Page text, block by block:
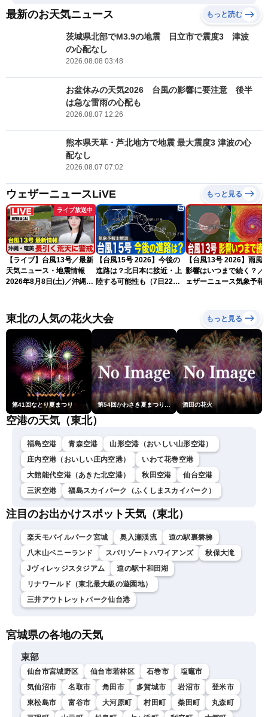
最新のお天気ニュース もっと読む
茨城県北部でM3.9の地震 日立市で震度3 津波
の心配なし
2026.08.08 03:48
お盆休みの天気2026 台風の影響に要注意 後半
は急な雷雨の心配も
2026.08.07 12:26
熊本県天草・芦北地方で地震 最大震度3 津波の心
配なし
2026.08.07 07:02
ウェザーニュースLiVE もっと見る
ライブ放送中
【ライブ】台風13号／最新
天気ニュース・地震情報
2026年8月8日(土)／沖縄・
〈ウェザーニュースLiVEモ
ーニング・松本真央／山口
剛央〉
【台風15号 2026】今後の
進路は？北日本に接近・上
陸する可能性も（7日22時
【台風13号 2026】雨風
影響はいつまで続く？／
ェザーニュース気象予報
東北の人気の花火大会 もっと見る
第41回なとり夏まつり 第54回かわさき夏まつり花火大会「おらが自慢のでっかい花火」 酒田の花火
空港の天気（東北）
福島空港 青森空港
山形空港（おいしい山形空港）
庄内空港（おいしい庄内空港）
いわて花巻空港
大館能代空港（あきた北空港）
秋田空港
仙台空港
三沢空港
福島スカイパーク（ふくしまスカイパーク）
注目のお出かけスポット天気（東北）
楽天モバイルパーク宮城 奥入瀬渓流
道の駅裏磐梯
八木山ベニーランド
スパリゾートハワイアンズ
秋保大滝
Jヴィレッジスタジアム
道の駅十和田湖
リナワールド（東北最大級の遊園地）
三井アウトレットパーク仙台港
宮城県の各地の天気
東部
仙台市宮城野区 仙台市若林区 石巻市
塩竈市
気仙沼市
名取市 角田市 多賀城市 岩沼市
登米市
東松島市
富谷市 大河原町 村田町 柴田町
丸森町